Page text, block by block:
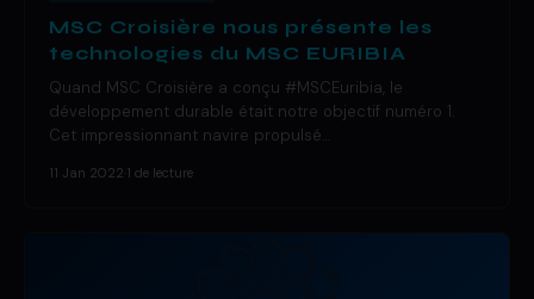
MSC Croisière nous présente les
technologies du MSC EURIBIA
Quand MSC Croisière a conçu #MSCEuribia, le
développement durable était notre objectif numéro 1.
Cet impressionnant navire propulsé…
11 Jan 2022 1 de lecture